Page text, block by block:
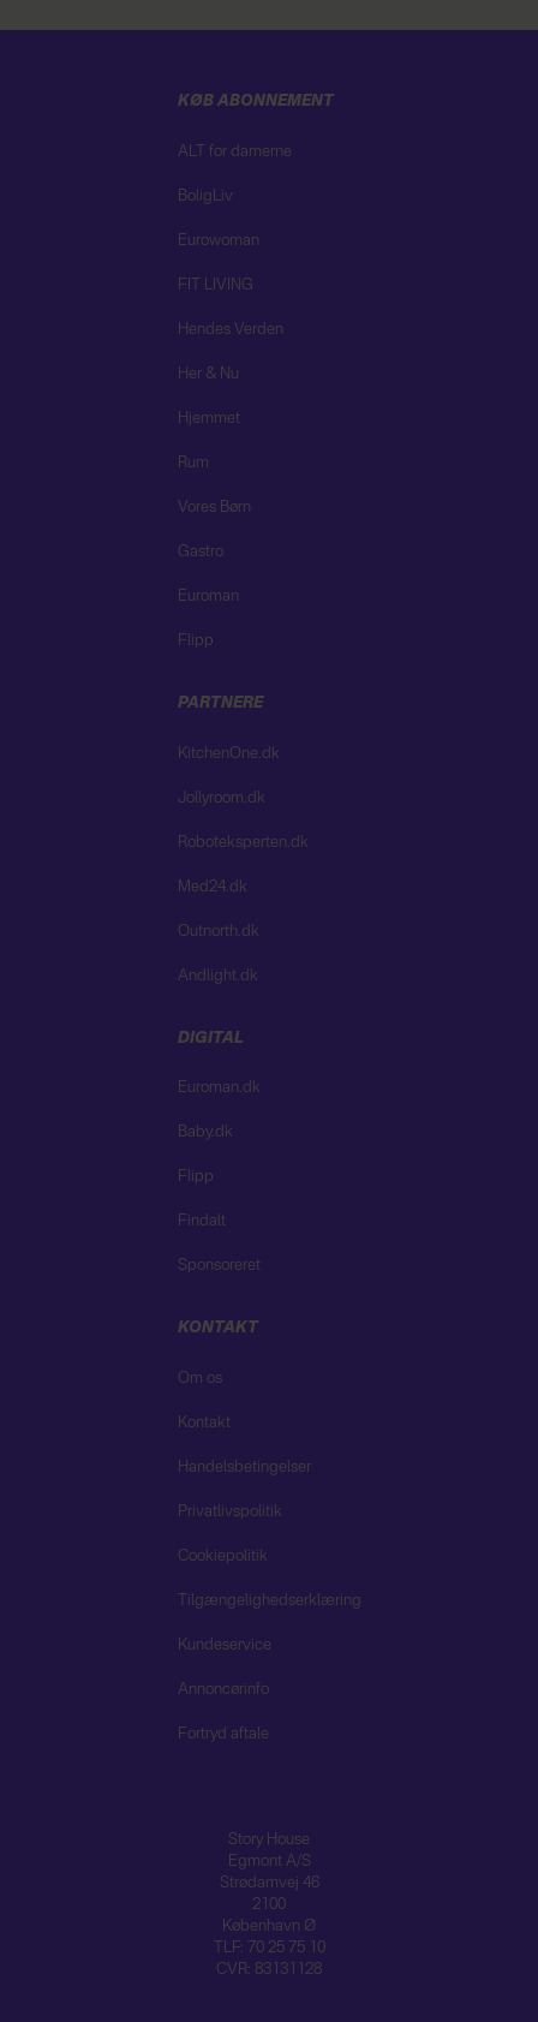
KØB ABONNEMENT
ALT for damerne
BoligLiv
Eurowoman
FIT LIVING
Hendes Verden
Her & Nu
Hjemmet
Rum
Vores Børn
Gastro
Euroman
Flipp
PARTNERE
KitchenOne.dk
Jollyroom.dk
Roboteksperten.dk
Med24.dk
Outnorth.dk
Andlight.dk
DIGITAL
Euroman.dk
Baby.dk
Flipp
Findalt
Sponsoreret
KONTAKT
Om os
Kontakt
Handelsbetingelser
Privatlivspolitik
Cookiepolitik
Tilgængelighedserklæring
Kundeservice
Annoncørinfo
Fortryd aftale
Story House
Egmont A/S
Strødamvej 46
2100
København Ø
TLF: 70 25 75 10
CVR: 83131128